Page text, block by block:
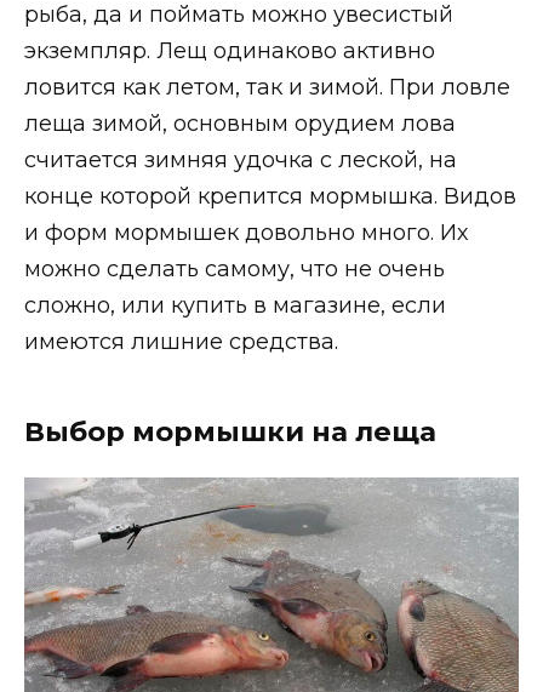
рыба, да и поймать можно увесистый
экземпляр. Лещ одинаково активно
ловится как летом, так и зимой. При ловле
леща зимой, основным орудием лова
считается зимняя удочка с леской, на
конце которой крепится мормышка. Видов
и форм мормышек довольно много. Их
можно сделать самому, что не очень
сложно, или купить в магазине, если
имеются лишние средства.
Выбор мормышки на леща